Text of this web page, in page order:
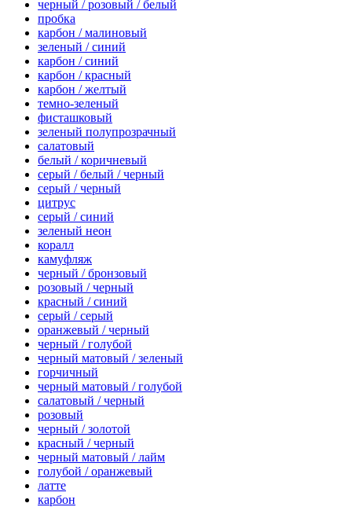
черный / розовый / белый
пробка
карбон / малиновый
зеленый / синий
карбон / синий
карбон / красный
карбон / желтый
темно-зеленый
фисташковый
зеленый полупрозрачный
салатовый
белый / коричневый
серый / белый / черный
серый / черный
цитрус
серый / синий
зеленый неон
коралл
камуфляж
черный / бронзовый
розовый / черный
красный / синий
серый / серый
оранжевый / черный
черный / голубой
черный матовый / зеленый
горчичный
черный матовый / голубой
салатовый / черный
розовый
черный / золотой
красный / черный
черный матовый / лайм
голубой / оранжевый
латте
карбон